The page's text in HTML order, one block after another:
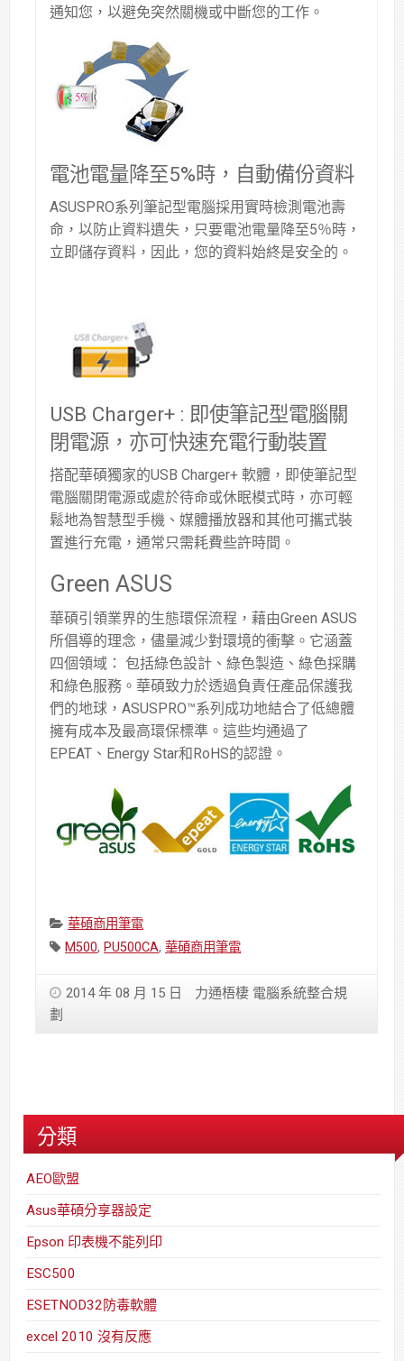
通知您，以避免突然關機或中斷您的工作。
電池電量降至5%時，自動備份資料
ASUSPRO系列筆記型電腦採用實時檢測電池壽
命，以防止資料遺失，只要電池電量降至5％時，
立即儲存資料，因此，您的資料始終是安全的。
USB Charger+ : 即使筆記型電腦關
閉電源，亦可快速充電行動裝置
搭配華碩獨家的USB Charger+ 軟體，即使筆記型
電腦關閉電源或處於待命或休眠模式時，亦可輕
鬆地為智慧型手機、媒體播放器和其他可攜式裝
置進行充電，通常只需耗費些許時間。
Green ASUS
華碩引領業界的生態環保流程，藉由Green ASUS
所倡導的理念，儘量減少對環境的衝擊。它涵蓋
四個領域： 包括綠色設計、綠色製造、綠色採購
和綠色服務。華碩致力於透過負責任產品保護我
們的地球，ASUSPRO™系列成功地結合了低總體
擁有成本及最高環保標準。這些均通過了
EPEAT、Energy Star和RoHS的認證。
Categories:
華碩商用筆電
Tags:
M500, PU500CA, 華碩商用筆電
2014 年 08 月 15 日
力通梧棲 電腦系統整合規
劃
分類
AEO歐盟
Asus華碩分享器設定
Epson 印表機不能列印
ESC500
ESETNOD32防毒軟體
excel 2010 沒有反應